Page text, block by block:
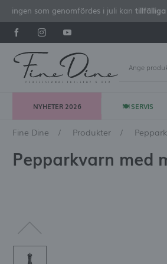
som genomfördes i juli kan
NYHETER 2026 🍽 SERVIS
Fine Dine Produkter
Pepparkvarn med